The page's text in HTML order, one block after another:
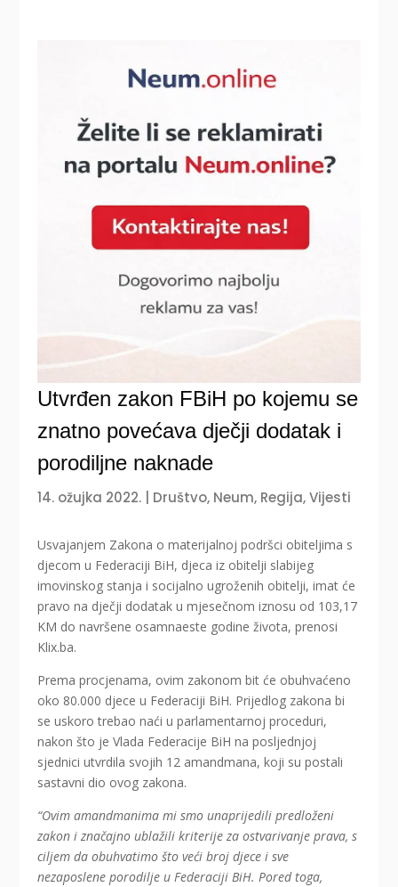
Utvrđen zakon FBiH po kojemu se
znatno povećava dječji dodatak i
porodiljne naknade
14. ožujka 2022. Društvo, Neum, Regija,Vijesti
Usvajanjem Zakona o materijalnoj podršci obiteljima s
djecom u Federaciji BiH, djeca iz obitelji slabijeg
imovinskog stanja i socijalno ugroženih obitelji, imat će
pravo na dječji dodatak u mjesečnom iznosu od 103,17
KM do navršene osamnaeste godine života, prenosi
Klix.ba.
Prema procjenama, ovim zakonom bit će obuhvaćeno
oko 80.000 djece u Federaciji BiH. Prijedlog zakona bi
se uskoro trebao naći u parlamentarnoj proceduri,
nakon što je Vlada Federacije BiH na posljednjoj
sjednici utvrdila svojih 12 amandmana, koji su postali
sastavni dio ovog zakona.
“Ovim amandmanima mi smo unaprijedili predloženi
zakon i značajno ublažili kriterije za ostvarivanje prava, s
ciljem da obuhvatimo što veći broj djece i sve
nezaposlene porodilje u Federaciji BiH. Pored toga,